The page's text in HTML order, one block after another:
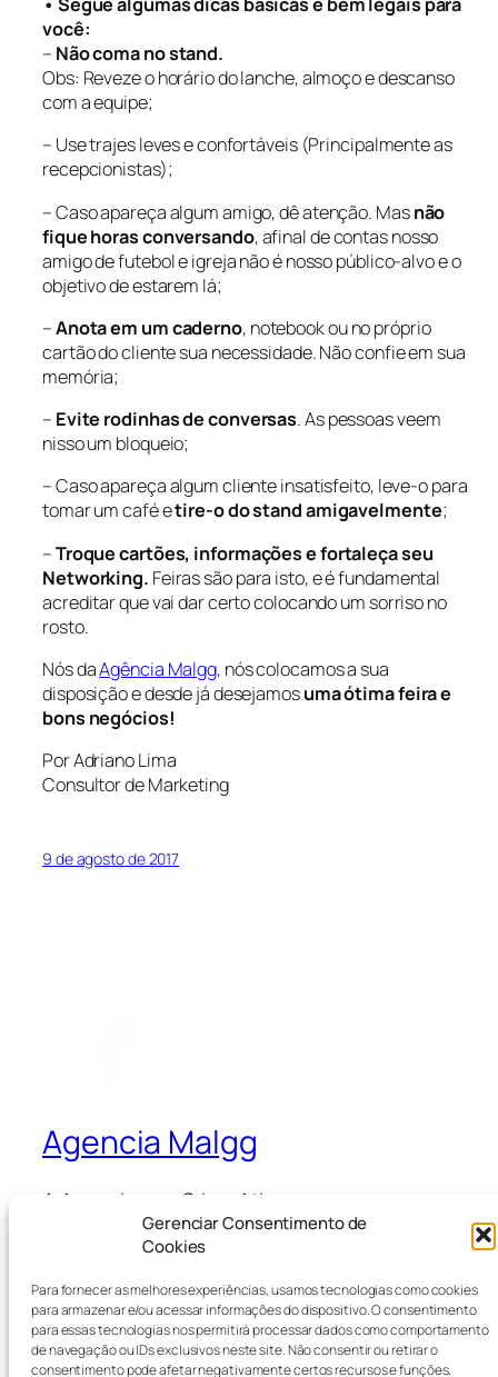
Gerenciar Consentimento de
Cookies
Para fornecer as melhores experiências, usamos tecnologias como cookies
para armazenar e/ou acessar informações do dispositivo. O consentimento
para essas tecnologias nos permitirá processar dados como comportamento
de navegação ou IDs exclusivos neste site. Não consentir ou retirar o
consentimento pode afetar negativamente certos recursos e funções.
você:
– Não coma no stand.
Obs: Reveze o horário do lanche, almoço e descanso
com a equipe;
– Use trajes leves e confortáveis (Principalmente as
recepcionistas);
– Caso apareça algum amigo, dê atenção. Masnão
fique horas conversando, afinal de contas nosso
amigo de futebol e igreja não é nosso público-alvo e o
objetivo de estarem lá;
–Anota em um caderno, notebook ou no próprio
cartão do cliente sua necessidade. Não confie em sua
memória;
– Evite rodinhas de conversas. As pessoas veem
nisso um bloqueio;
– Caso apareça algum cliente insatisfeito, leve-o para
tomar um café etire-o do stand amigavelmente;
–Troque cartões, informações e fortaleça seu
Networking. Feiras são para isto, e é fundamental
acreditar que vai dar certo colocando um sorriso no
rosto.
Nós daAgência Malgg, nós colocamos a sua
disposição e desde já desejamosuma ótima feira e
bons negócios!
Por Adriano Lima
Consultor de Marketing
9 de agosto de 2017
Agencia Malgg
A Agencia que Cria e Ativa
Blog
Sobre
Perguntas frequentes
Autores
Eventos
Loja
Padrões
Temas